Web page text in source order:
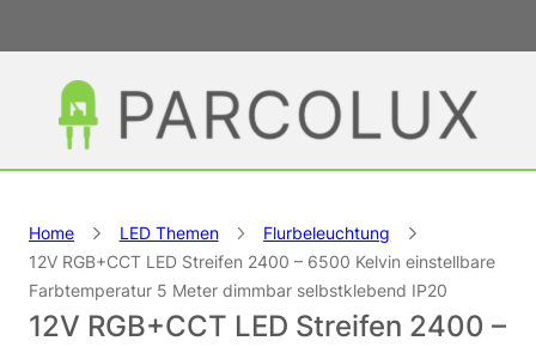
Home LED Themen
Flurbeleuchtung
12V RGB+CCT LED Streifen 2400 – 6500 Kelvin einstellbare
Farbtemperatur 5 Meter dimmbar selbstklebend IP20
12V RGB+CCT LED Streifen 2400 –